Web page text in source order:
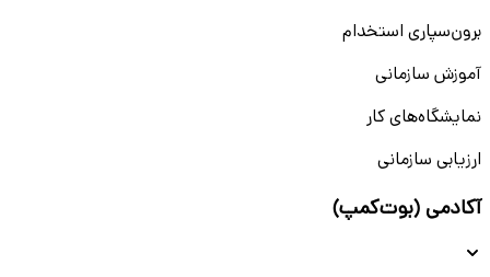
برون‌سپاری استخدام
آموزش سازمانی
نمایشگاه‌های کار
ارزیابی سازمانی
آکادمی (بوت‌کمپ)